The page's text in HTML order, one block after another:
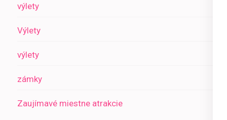
výlety
Výlety
výlety
zámky
Zaujímavé miestne atrakcie